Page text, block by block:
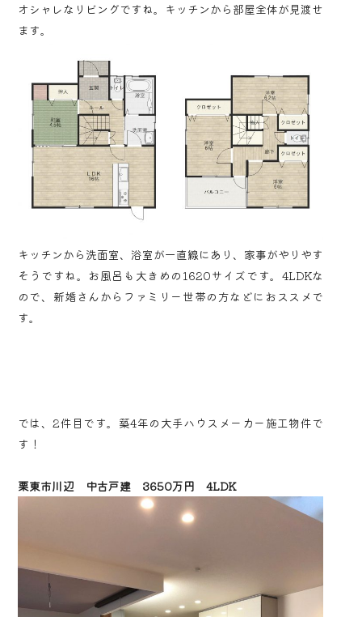
オシャレなリビングですね。キッチンから部屋全体が見渡せ
ます。
キッチンから洗面室、浴室が一直線にあり、家事がやりやす
そうですね。お風呂も大きめの1620サイズです。4LDKな
ので、新婚さんからファミリー世帯の方などにおススメで
す。
では、2件目です。築4年の大手ハウスメーカー施工物件で
す！
栗東市川辺 中古戸建 3650万円 4LDK